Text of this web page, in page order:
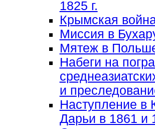
1825 г.
Крымская
Миссия в
Мятеж в
Набеги на
и
Наступление в
Дарьи в 1861 и